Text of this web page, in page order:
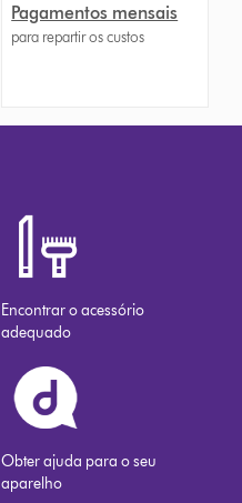
Pagamentos mensais
para repartir os custos
Encontrar o acessório
adequado
Obter ajuda para o seu
aparelho